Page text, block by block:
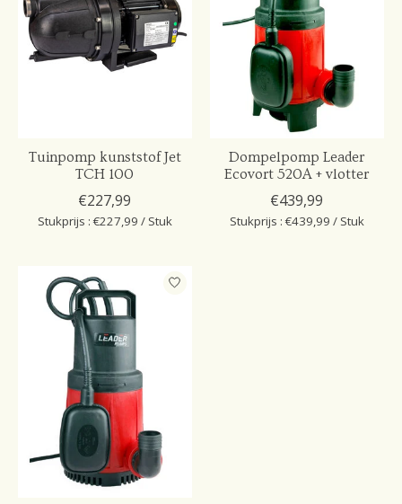
Tuinpomp kunststof Jet
TCH 100
€227,99
Stukprijs : €227,99 / Stuk
Dompelpomp Leader
Ecovort 520A + vlotter
€439,99
Stukprijs : €439,99 / Stuk